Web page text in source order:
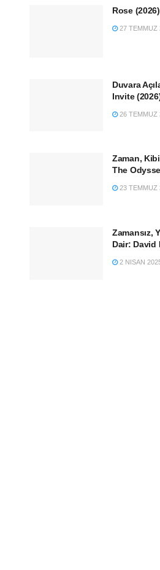
Rose (2026)
27 TEMMUZ
Duvara
Invite
26 TEMMUZ
Zaman,
The
23 TEMMUZ
Zamansız,
Dair: David
2 NISAN